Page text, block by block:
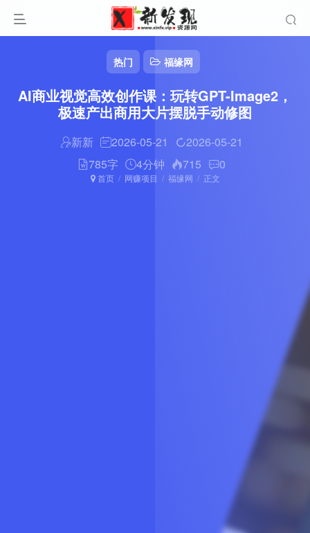
热门 福缘网
AI商业视觉高效创作课：玩转GPT-Image2，
极速产出商用大片摆脱手动修图
新新 2026-05-21
2026-05-21
785字
4分钟 715 0
首页 网赚项目 福缘网 正文